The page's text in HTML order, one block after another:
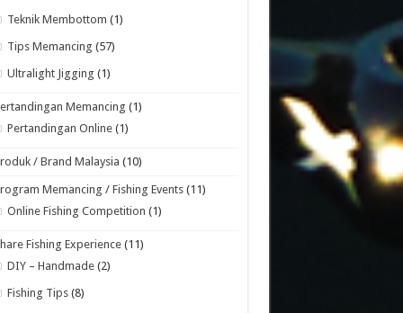
Teknik Membottom (1)
Tips Memancing (57)
Ultralight Jigging (1)
Memancing (1)
Pertandingan Online (1)
/ Brand Malaysia (10)
Memancing / Fishing Events (11)
Online Fishing Competition (1)
Fishing Experience (11)
DIY – Handmade (2)
Fishing Tips (8)